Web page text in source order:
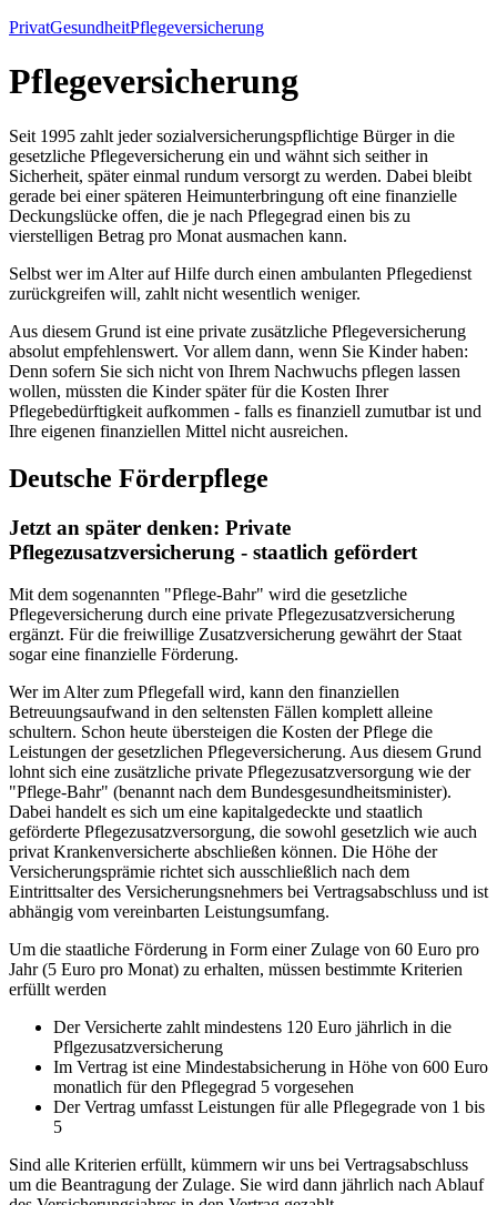
PrivatGesundheitPflegeversicherung
Pflegeversicherung
Seit 1995 zahlt jeder sozialversicherungspflichtige Bürger in die
gesetzliche Pflegeversicherung ein und wähnt sich seither in
Sicherheit, später einmal rundum versorgt zu werden. Dabei bleibt
gerade bei einer späteren Heimunterbringung oft eine finanzielle
Deckungslücke offen, die je nach Pflegegrad einen bis zu
vierstelligen Betrag pro Monat ausmachen kann.
Selbst wer im Alter auf Hilfe durch einen ambulanten Pflegedienst
zurückgreifen will, zahlt nicht wesentlich weniger.
Aus diesem Grund ist eine private zusätzliche Pflegeversicherung
absolut empfehlenswert. Vor allem dann, wenn Sie Kinder haben:
Denn sofern Sie sich nicht von Ihrem Nachwuchs pflegen lassen
wollen, müssten die Kinder später für die Kosten Ihrer
Pflegebedürftigkeit aufkommen - falls es finanziell zumutbar ist und
Ihre eigenen finanziellen Mittel nicht ausreichen.
Deutsche Förderpflege
Jetzt an später denken: Private
Pflegezusatzversicherung - staatlich gefördert
Mit dem sogenannten "Pflege-Bahr" wird die gesetzliche
Pflegeversicherung durch eine private Pflegezusatzversicherung
ergänzt. Für die freiwillige Zusatzversicherung gewährt der Staat
sogar eine finanzielle Förderung.
Wer im Alter zum Pflegefall wird, kann den finanziellen
Betreuungsaufwand in den seltensten Fällen komplett alleine
schultern. Schon heute übersteigen die Kosten der Pflege die
Leistungen der gesetzlichen Pflegeversicherung. Aus diesem Grund
lohnt sich eine zusätzliche private Pflegezusatzversorgung wie der
"Pflege-Bahr" (benannt nach dem Bundesgesundheitsminister).
Dabei handelt es sich um eine kapitalgedeckte und staatlich
geförderte Pflegezusatzversorgung, die sowohl gesetzlich wie auch
privat Krankenversicherte abschließen können. Die Höhe der
Versicherungsprämie richtet sich ausschließlich nach dem
Eintrittsalter des Versicherungsnehmers bei Vertragsabschluss und ist
abhängig vom vereinbarten Leistungsumfang.
Um die staatliche Förderung in Form einer Zulage von 60 Euro pro
Jahr (5 Euro pro Monat) zu erhalten, müssen bestimmte Kriterien
erfüllt werden
Der Versicherte zahlt mindestens 120 Euro jährlich in die
Pflgezusatzversicherung
Im Vertrag ist eine Mindestabsicherung in Höhe von 600 Euro
monatlich für den Pflegegrad 5 vorgesehen
Der Vertrag umfasst Leistungen für alle Pflegegrade von 1 bis
5
Sind alle Kriterien erfüllt, kümmern wir uns bei Vertragsabschluss
um die Beantragung der Zulage. Sie wird dann jährlich nach Ablauf